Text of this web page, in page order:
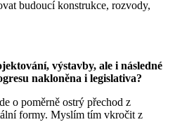
budoucí konstrukce, rozvody,
výstavby, ale i následné
nakloněna i legislativa?
o poměrně ostrý přechod z
formy. Myslím tím vkročit z